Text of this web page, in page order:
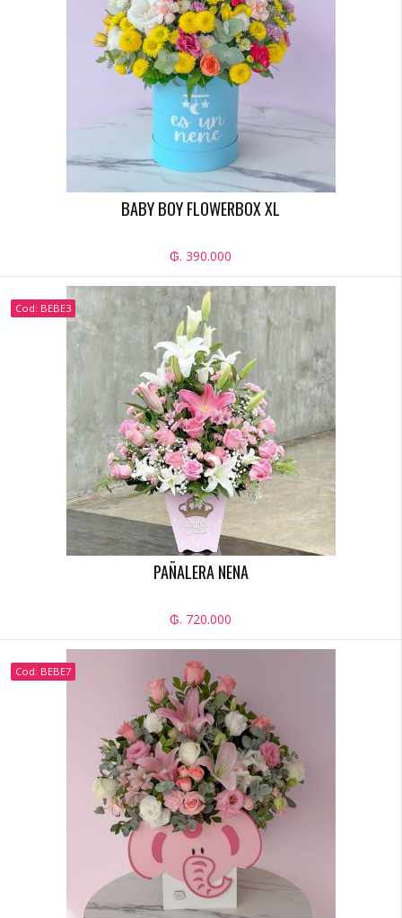
BABY BOY FLOWERBOX XL
₲. 390.000
Cod: BEBE3
PAÑALERA NENA
₲. 720.000
Cod: BEBE7